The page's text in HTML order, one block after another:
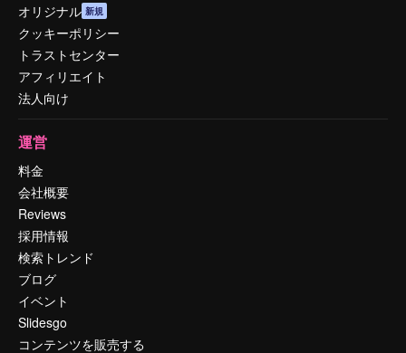
オリジナル 新規
クッキーポリシー
トラストセンター
アフィリエイト
法人向け
運営
料金
会社概要
Reviews
採用情報
検索トレンド
ブログ
イベント
Slidesgo
コンテンツを販売する